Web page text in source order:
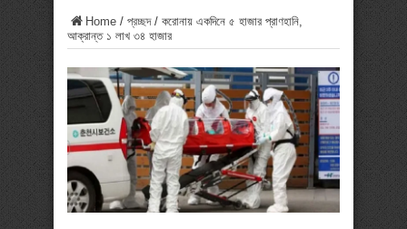
Home / প্রচ্ছদ/ করোনায় একদিনে ৫ হাজার প্রাণহানি,
আক্রান্ত ১ লাখ ৩৪ হাজার